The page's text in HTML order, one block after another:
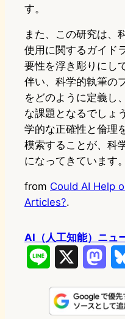
す。
また、この研究は、
使用に関するガイド
要性を浮き彫りにし
伴い、科学的執筆の
をどのように定義し
な課題となるでしょ
学的な正確性と倫理
模索することが、科
になってきています。
from Could AI Help
Articles?.
AI（人工知能）ニュ
n
s